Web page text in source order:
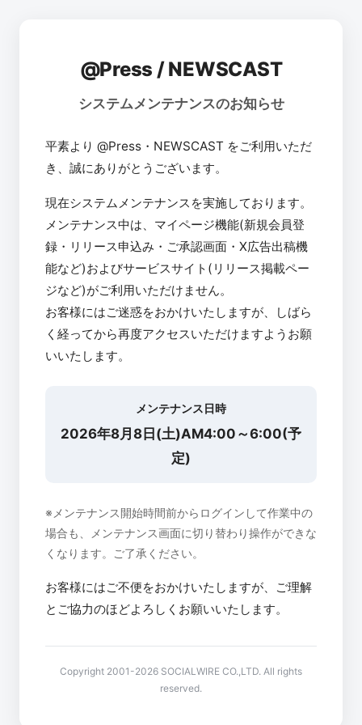
@Press / NEWSCAST
システムメンテナンスのお知らせ
平素より @Press・NEWSCAST をご利用いただ
き、誠にありがとうございます。
現在システムメンテナンスを実施しております。
メンテナンス中は、マイページ機能(新規会員登
録・リリース申込み・ご承認画面・X広告出稿機
能など)およびサービスサイト(リリース掲載ペー
ジなど)がご利用いただけません。
お客様にはご迷惑をおかけいたしますが、しばら
く経ってから再度アクセスいただけますようお願
いいたします。
メンテナンス日時
2026年8月8日(土)AM4:00～6:00(予
定)
※メンテナンス開始時間前からログインして作業中の
場合も、メンテナンス画面に切り替わり操作ができな
くなります。ご了承ください。
お客様にはご不便をおかけいたしますが、ご理解
とご協力のほどよろしくお願いいたします。
Copyright 2001-2026 SOCIALWIRE CO.,LTD. All rights
reserved.